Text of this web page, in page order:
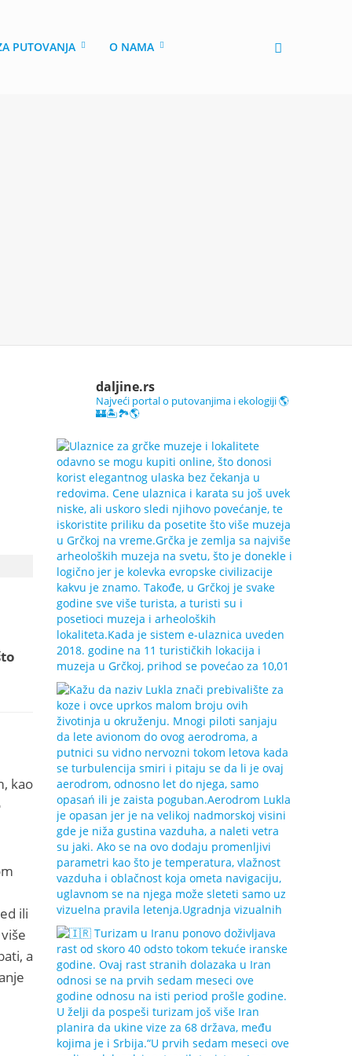
PUTOVANJA O NAMA
kao
ili
a
daljine.rs
Najveći portal o putovanjima i ekologiji 🌎
🏰🏝️🏞️🌎